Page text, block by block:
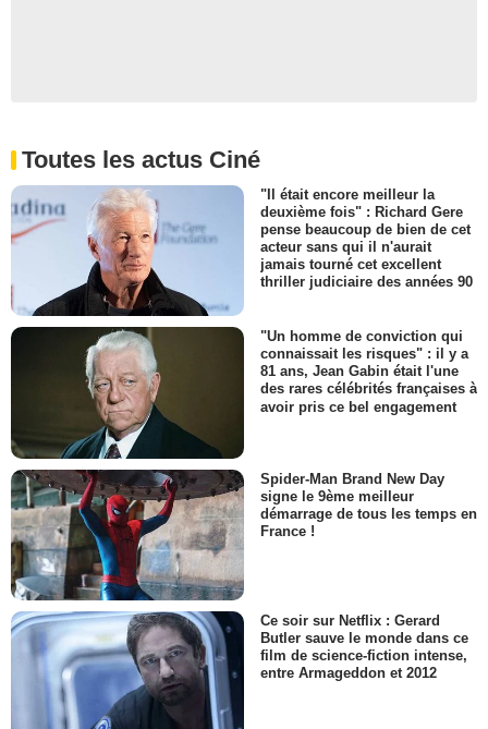
Toutes les actus Ciné
"Il était encore meilleur la
deuxième fois" : Richard Gere
pense beaucoup de bien de cet
acteur sans qui il n'aurait
jamais tourné cet excellent
thriller judiciaire des années 90
"Un homme de conviction qui
connaissait les risques" : il y a
81 ans, Jean Gabin était l'une
des rares célébrités françaises à
avoir pris ce bel engagement
Spider-Man Brand New Day
signe le 9ème meilleur
démarrage de tous les temps en
France !
Ce soir sur Netflix : Gerard
Butler sauve le monde dans ce
film de science-fiction intense,
entre Armageddon et 2012